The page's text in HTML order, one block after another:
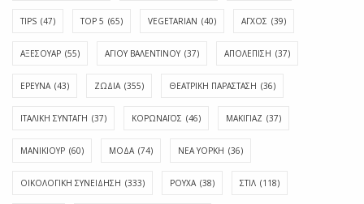
TIPS (47) TOP 5 (65) VEGETARIAN (40) ΑΓΧΟΣ (39)
ΑΞΕΣΟΥΑΡ (55) ΑΓΊΟΥ ΒΑΛΕΝΤΊΝΟΥ (37) ΑΠΟΛΈΠΙΣΗ (37)
ΕΡΕΥΝΑ (43) ΖΩΔΙΑ (355) ΘΕΑΤΡΙΚΗ ΠΑΡΑΣΤΑΣΗ (36)
ΙΤΑΛΙΚΗ ΣΥΝΤΑΓΗ (37) ΚΟΡΩΝΑΪΟΣ (46) ΜΑΚΙΓΙΑΖ (37)
ΜΑΝΙΚΙΟΥΡ (60) ΜΟΔΑ (74) ΝΕΑ ΥΟΡΚΗ (36)
ΟΙΚΟΛΟΓΙΚΗ ΣΥΝΕΙΔΗΣΗ (333) ΡΟΥΧΑ (38) ΣΤΙΛ (118)